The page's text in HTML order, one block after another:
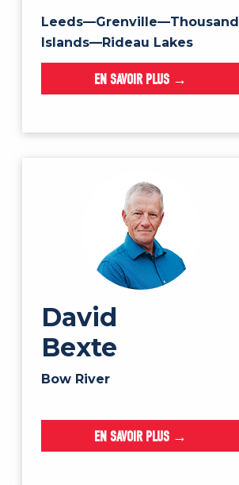
Leeds—Grenville—Thousand
Islands—Rideau Lakes
EN SAVOIR PLUS →
David
Bexte
Bow River
EN SAVOIR PLUS →